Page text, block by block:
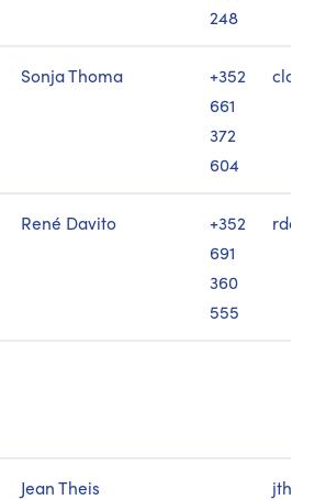
248
Sonja Thoma
+352
661
372
604
René Davito
+352
691
360
555
Jean Theis